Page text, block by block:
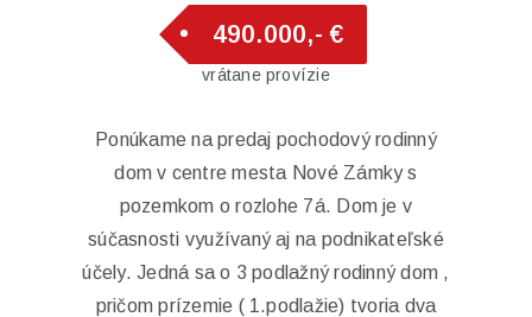
490.000,- €
vrátane provízie
Ponúkame na predaj pochodový rodinný
dom v centre mesta Nové Zámky s
pozemkom o rozlohe 7á. Dom je v
súčasnosti využívaný aj na podnikateľské
účely. Jedná sa o 3 podlažný rodinný dom ,
pričom prízemie ( 1.podlažie) tvoria dva